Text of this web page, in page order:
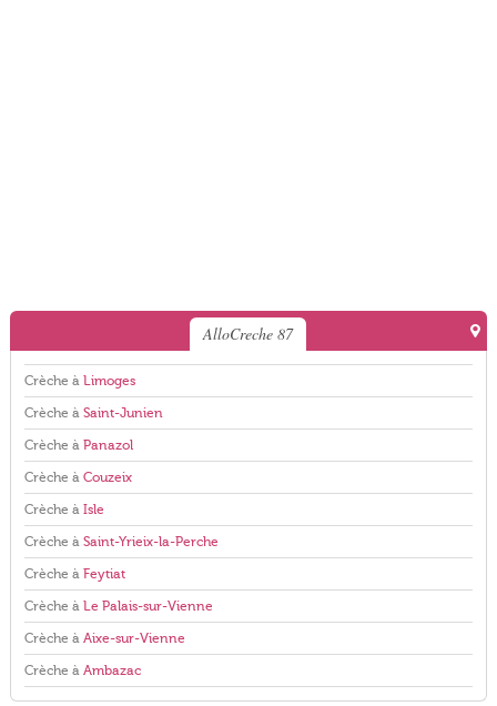
AlloCreche 87
Crèche à Limoges
Crèche à Saint-Junien
Crèche à Panazol
Crèche à Couzeix
Crèche à Isle
Crèche à Saint-Yrieix-la-Perche
Crèche à Feytiat
Crèche à Le Palais-sur-Vienne
Crèche à Aixe-sur-Vienne
Crèche à Ambazac